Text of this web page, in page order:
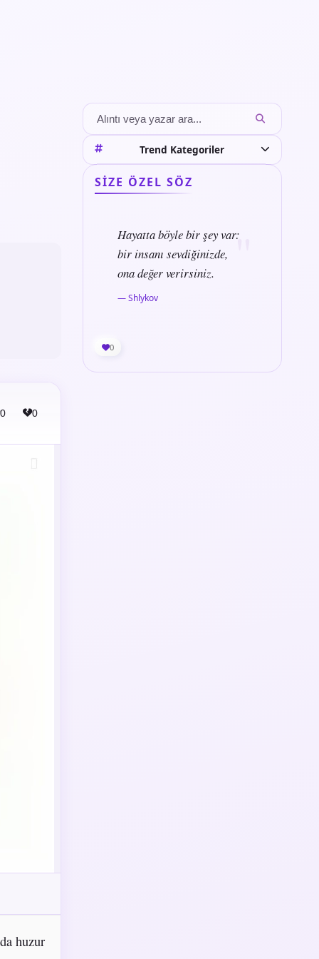
0 0
huzur
Trend Kategoriler
SIZE ÖZEL SÖZ
Hayatta böyle bir şey var:
bir insanı sevdiğinizde,
ona değer verirsiniz.
— Shlykov
0